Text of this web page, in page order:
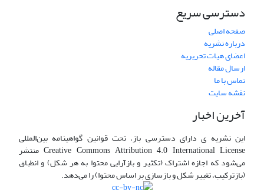
دسترسی سریع
صفحه اصلی
درباره نشریه
اعضای هیات تحریریه
ارسال مقاله
تماس با ما
نقشه سایت
آخرین اخبار
این نشریه ی دارای دسترسی باز، تحت قوانین گواهینامه بین‌المللی
Creative Commons Attribution 4.0 International License منتشر
می‌شود که اجازه اشتراک (تکثیر و بازآرایی محتوا به هر شکل) و انطباق
(بازترکیب، تغییر شکل و بازسازی بر اساس محتوا) را می‌دهد.